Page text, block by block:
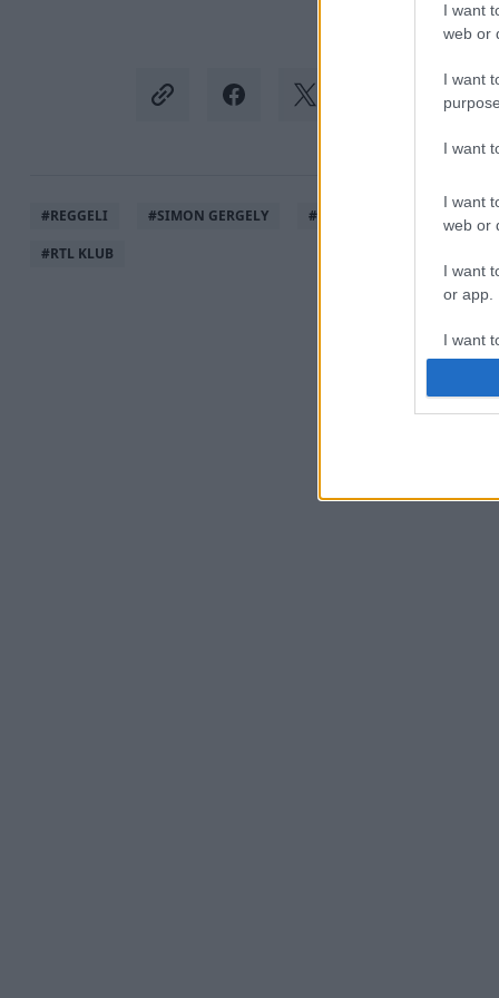
I want
web or
I want
I want
I want
web or
I want
or app.
I want
I want
#REGGELI #SIMON GERGELY #
#RTL KLUB